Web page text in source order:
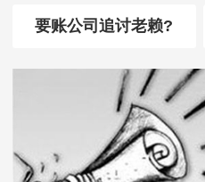
要账公司追讨老赖?